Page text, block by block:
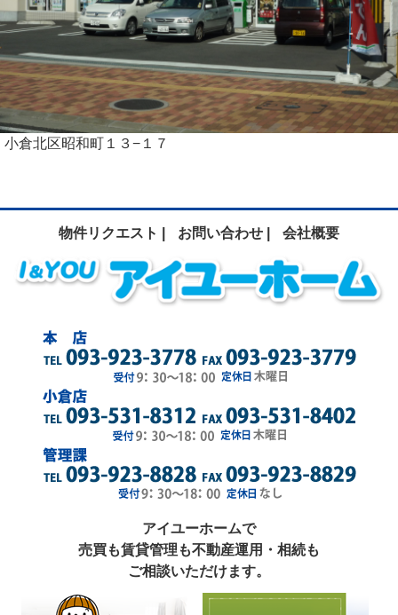
小倉北区昭和町１３−１７
物件リクエスト | お問い合わせ | 会社概要
アイユーホームで
売買も賃貸管理も不動産運用・相続も
ご相談いただけます。